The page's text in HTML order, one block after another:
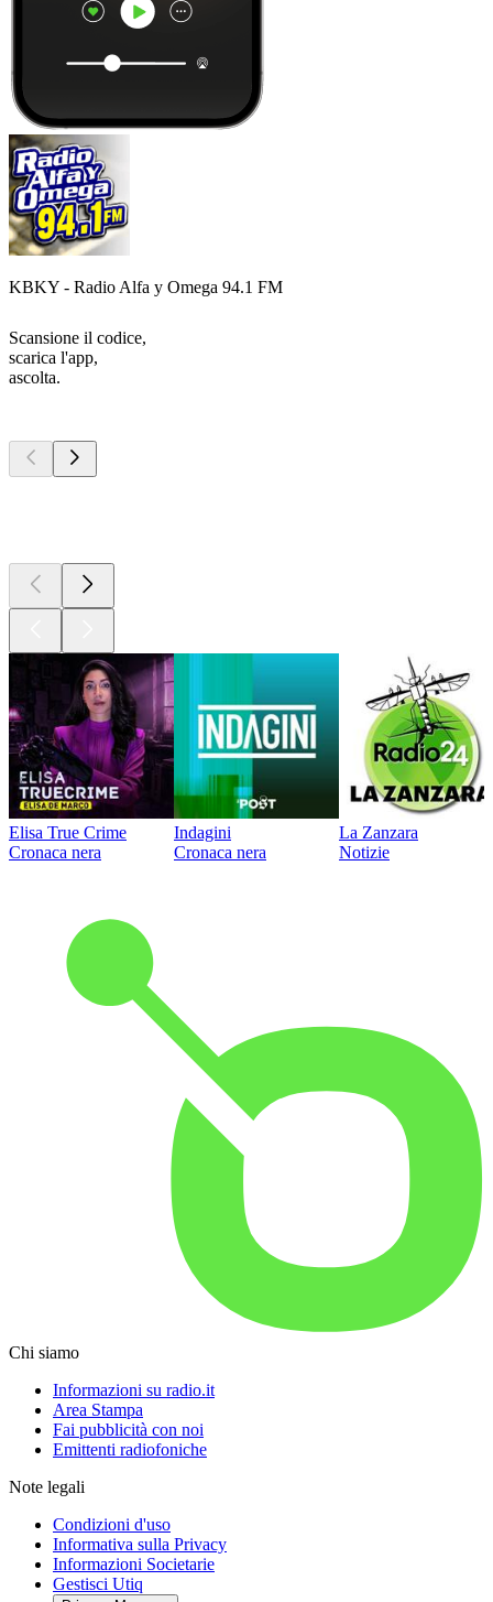
KBKY - Radio Alfa y Omega 94.1 FM
Scansione il codice,
scarica l'app,
ascolta.
Elisa True Crime
Cronaca nera
Indagini
Cronaca nera
La Zanzara
Notizie
Chi siamo
Informazioni su radio.it
Area Stampa
Fai pubblicità con noi
Emittenti radiofoniche
Note legali
Condizioni d'uso
Informativa sulla Privacy
Informazioni Societarie
Gestisci Utiq